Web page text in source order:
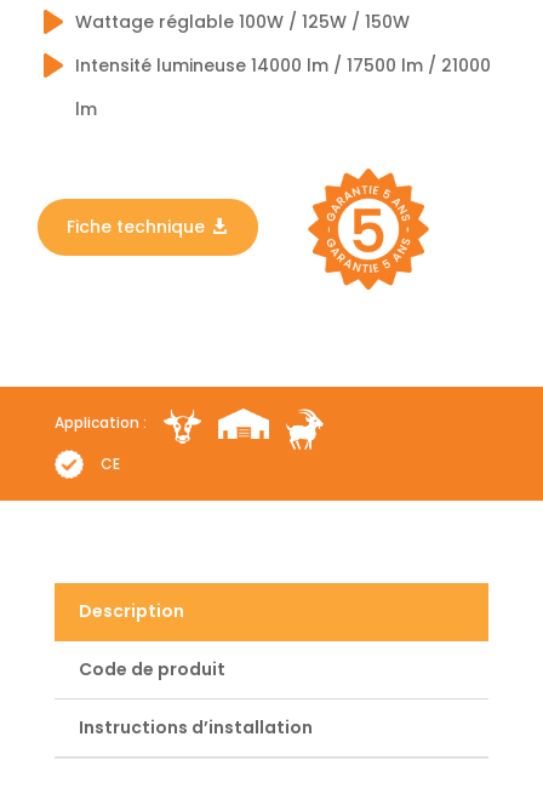
Wattage réglable 100W / 125W / 150W
Intensité lumineuse 14000 lm / 17500 lm / 21000
lm
Fiche technique
CE
Application :
Description
Code de produit
Instructions d’installation